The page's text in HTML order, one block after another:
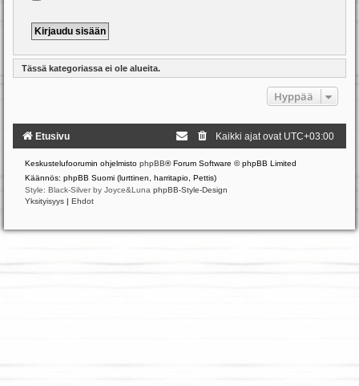
Tässä kategoriassa ei ole alueita.
Hyppää
Etusivu Kaikki ajat ovat UTC+03:00
Keskustelufoorumin ohjelmisto phpBB® Forum Software © phpBB Limited
Käännös: phpBB Suomi (lurttinen, harritapio, Pettis)
Style: Black-Silver by Joyce&Luna phpBB-Style-Design
Yksityisyys | Ehdot